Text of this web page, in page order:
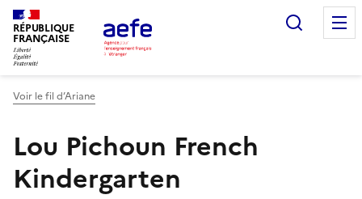
Aller
au
contenu
principal
RÉPUBLIQUE
FRANÇAISE
Voir le fil d’Ariane
Lou Pichoun French
Kindergarten